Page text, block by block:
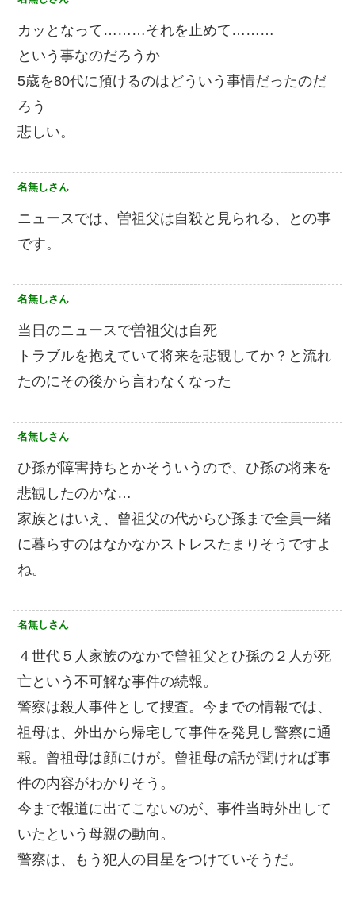
カッとなって………それを止めて………
という事なのだろうか
5歳を80代に預けるのはどういう事情だったのだ
ろう
悲しい。
名無しさん
ニュースでは、曽祖父は自殺と見られる、との事
です。
名無しさん
当日のニュースで曽祖父は自死
トラブルを抱えていて将来を悲観してか？と流れ
たのにその後から言わなくなった
名無しさん
ひ孫が障害持ちとかそういうので、ひ孫の将来を
悲観したのかな…
家族とはいえ、曾祖父の代からひ孫まで全員一緒
に暮らすのはなかなかストレスたまりそうですよ
ね。
名無しさん
４世代５人家族のなかで曾祖父とひ孫の２人が死
亡という不可解な事件の続報。
警察は殺人事件として捜査。今までの情報では、
祖母は、外出から帰宅して事件を発見し警察に通
報。曾祖母は顔にけが。曾祖母の話が聞ければ事
件の内容がわかりそう。
今まで報道に出てこないのが、事件当時外出して
いたという母親の動向。
警察は、もう犯人の目星をつけていそうだ。